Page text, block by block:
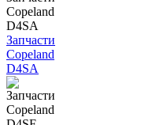
Запчасти
Copeland
D4SA